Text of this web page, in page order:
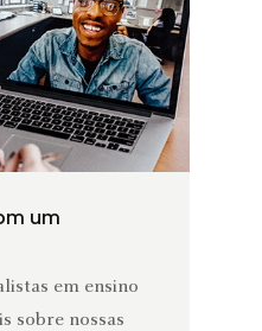
um
em ensino
sobre nossas